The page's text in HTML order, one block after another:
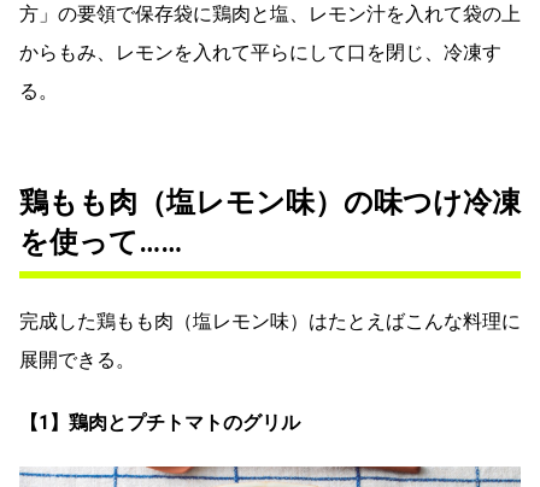
方」の要領で保存袋に鶏肉と塩、レモン汁を入れて袋の上
からもみ、レモンを入れて平らにして口を閉じ、冷凍す
る。
鶏もも肉（塩レモン味）の味つけ冷凍
を使って……
完成した鶏もも肉（塩レモン味）はたとえばこんな料理に
展開できる。
【1】鶏肉とプチトマトのグリル